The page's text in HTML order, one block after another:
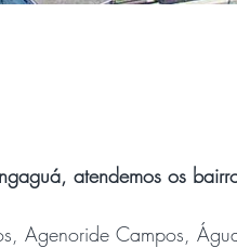
atendemos os
Agenoride Campos,